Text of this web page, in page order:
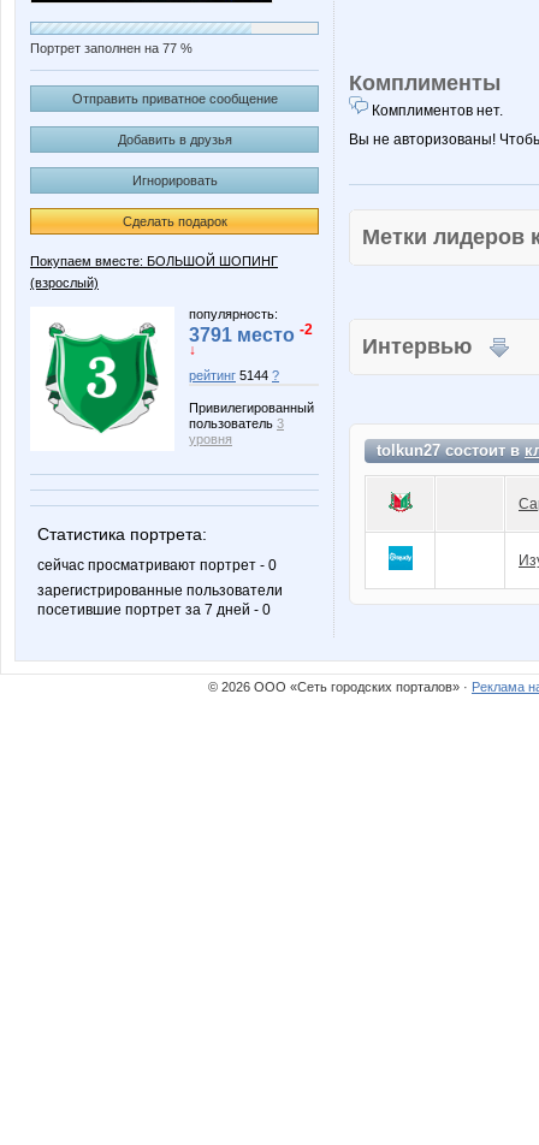
Портрет заполнен на 77 %
Отправить приватное сообщение
Добавить в друзья
Игнорировать
Сделать подарок
Покупаем вместе: БОЛЬШОЙ ШОПИНГ
(взрослый)
популярность:
3791 место -2
↓
рейтинг 5144 ?
Привилегированный
пользователь 3
уровня
Статистика портрета:
сейчас просматривают портрет - 0
зарегистрированные пользователи
посетившие портрет за 7 дней - 0
Комплименты
Комплиментов нет.
Вы не авторизованы!
Метки
Интервью
tolkun27 состоит в
© 2026 ООО «Сеть городских порталов» · Реклама